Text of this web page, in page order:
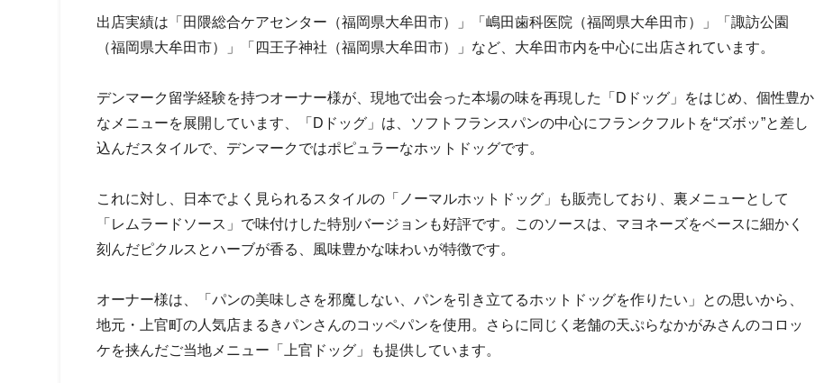
出店実績は「田隈総合ケアセンター（福岡県大牟田市）」「嶋田歯科医院（福岡県大牟田市）」「諏訪公園
（福岡県大牟田市）」「四王子神社（福岡県大牟田市）」など、大牟田市内を中心に出店されています。
デンマーク留学経験を持つオーナー様が、現地で出会った本場の味を再現した「Dドッグ」をはじめ、個性豊か
なメニューを展開しています、「Dドッグ」は、ソフトフランスパンの中心にフランクフルトを“ズボッ”と差し
込んだスタイルで、デンマークではポピュラーなホットドッグです。
これに対し、日本でよく見られるスタイルの「ノーマルホットドッグ」も販売しており、裏メニューとして
「レムラードソース」で味付けした特別バージョンも好評です。このソースは、マヨネーズをベースに細かく
刻んだピクルスとハーブが香る、風味豊かな味わいが特徴です。
オーナー様は、「パンの美味しさを邪魔しない、パンを引き立てるホットドッグを作りたい」との思いから、
地元・上官町の人気店まるきパンさんのコッペパンを使用。さらに同じく老舗の天ぷらなかがみさんのコロッ
ケを挟んだご当地メニュー「上官ドッグ」も提供しています。